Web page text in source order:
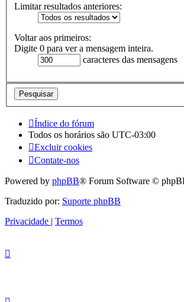
Limitar resultados anteriores:
Voltar aos primeiros:
Digite 0 para ver a mensagem inteira.
caracteres das mensagens
Índice do fórum
Todos os horários são UTC-03:00
Excluir cookies
Contate-nos
Powered by phpBB® Forum Software ©
Traduzido por: Suporte phpBB
Privacidade | Termos